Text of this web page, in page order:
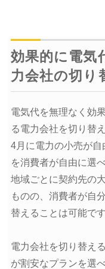
効果的に電気
力会社の切り
電気代を無理なく効
る電力会社を切り替
4月に電力の小売が
を消費者が自由に選
地域ごとに契約先の
ものの、消費者が自
替えることは可能です
電力会社を切り替え
が割安なプランを選